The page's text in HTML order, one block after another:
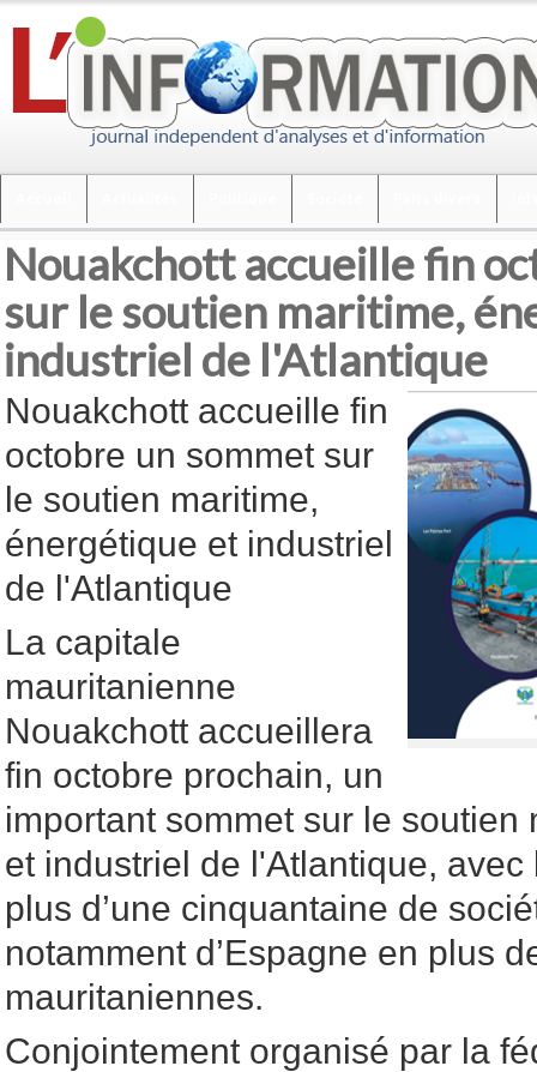
Nouakchott accueille fin
sur le soutien maritime,
industriel de l'Atlantique
Nouakchott accueille fin
octobre un sommet sur
le soutien maritime,
énergétique et industriel
de l'Atlantique
La capitale
mauritanienne
Nouakchott accueillera
fin octobre prochain, un
important sommet sur le soutien
et industriel de l'Atlantique,
plus d’une cinquantaine de
notamment d’Espagne en plus
mauritaniennes.
Conjointement organisé par la